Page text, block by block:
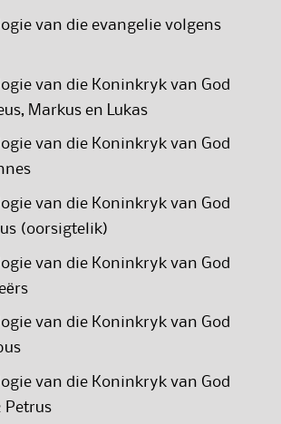
van die evangelie volgens
van die Koninkryk van God
Markus en Lukas
van die Koninkryk van God
van die Koninkryk van God
(oorsigtelik)
van die Koninkryk van God
van die Koninkryk van God
van die Koninkryk van God
Petrus